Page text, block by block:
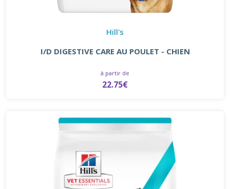
Hill's
I/D DIGESTIVE CARE AU POULET - CHIEN
à partir de
22.75€